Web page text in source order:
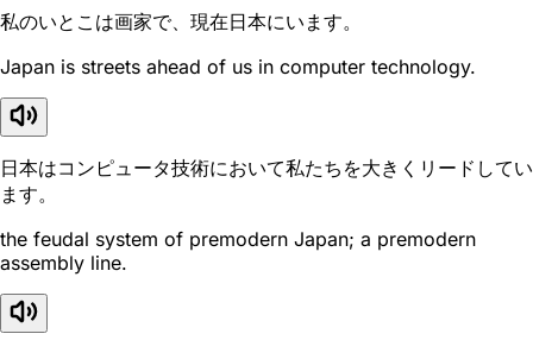
私のいとこは画家で、現在日本にいます。
Japan is streets ahead of us in computer technology.
日本はコンピュータ技術において私たちを大きくリードしてい
ます。
the feudal system of premodern Japan; a premodern
assembly line.